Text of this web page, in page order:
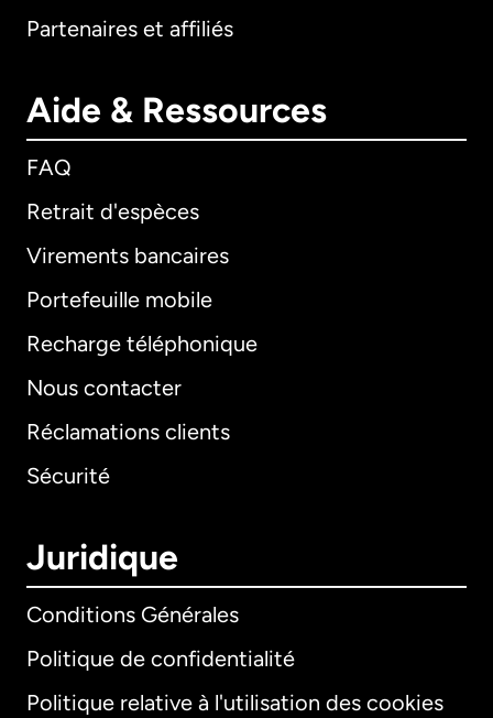
Partenaires et affiliés
Aide & Ressources
FAQ
Retrait d'espèces
Virements bancaires
Portefeuille mobile
Recharge téléphonique
Nous contacter
Réclamations clients
Sécurité
Juridique
Conditions Générales
Politique de confidentialité
Politique relative à l'utilisation des cookies